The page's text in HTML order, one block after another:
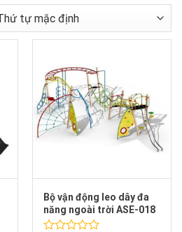
Bộ vận động leo dây đa
năng ngoài trời ASE-018